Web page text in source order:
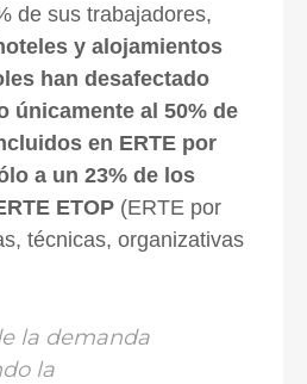
de sus trabajadores,
y alojamientos
han desafectado
únicamente al 50% de
en ERTE por
a un 23% de los
ETOP (ERTE por
técnicas, organizativas
la demanda
la